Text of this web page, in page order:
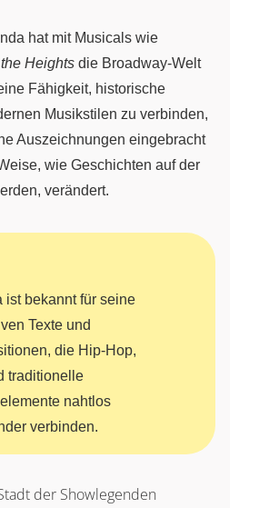
hat mit Musicals wie
Heights die Broadway-Welt
Fähigkeit, historische
Musikstilen zu verbinden,
Auszeichnungen eingebracht
wie Geschichten auf der
verändert.
ist bekannt für seine
Texte und
die Hip-Hop,
traditionelle
nahtlos
verbinden.
der Showlegenden